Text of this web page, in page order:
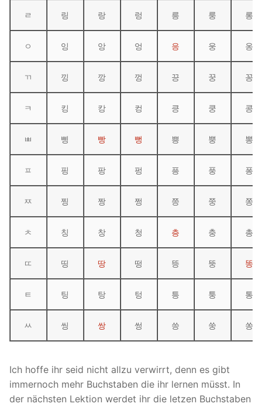
ㄹ 링 랑 렁 릉 룽 롱
ㅇ 잉 앙 엉 응 웅 옹
ㄲ 낑 깡 껑 끙 꿍 꽁
ㅋ 킹 캉 컹 킁 쿵 콩
ㅃ 삥 빵 뻥 쁭 뿡 뽕
ㅍ 핑 팡 펑 픙 풍 퐁
ㅉ 찡 짱 쩡 쯩 쭝 쫑
ㅊ 칭 창 청 층 충 총
ㄸ 띵 땅 떵 뜽 뚱 똥
ㅌ 팅 탕 텅 틍 퉁 통
ㅆ 씽 쌍 썽 씅 쑹 쏭
Ich hoffe ihr seid nicht allzu verwirrt, denn es gibt
immernoch mehr Buchstaben die ihr lernen müsst. In
der nächsten Lektion werdet ihr die letzen Buchstaben